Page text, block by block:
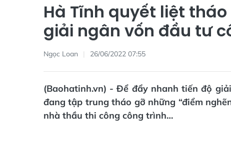
Hà Tĩnh quyết liệt
giải ngân vốn đầu tư
Ngọc Loan 26/06/2022 07:55
(Baohatinh.vn) - Để đẩy nhanh tiến độ
đang tập trung tháo gỡ những “điểm
nhà thầu thi công công trình…